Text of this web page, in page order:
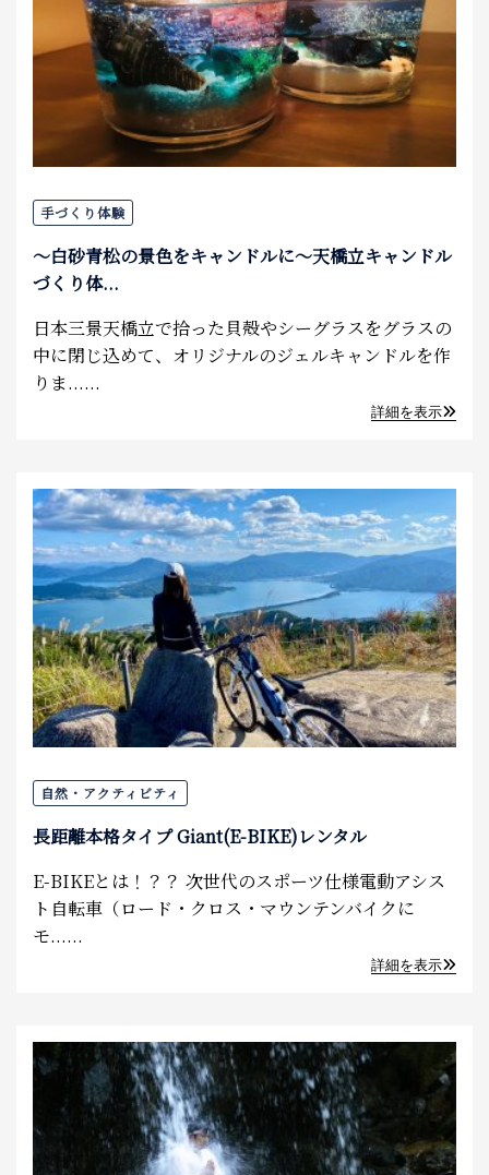
手づくり体験
～白砂青松の景色をキャンドルに～天橋立キャンドル
づくり体...
日本三景天橋立で拾った貝殻やシーグラスをグラスの
中に閉じ込めて、オリジナルのジェルキャンドルを作
りま......
詳細を表示
自然・アクティビティ
長距離本格タイプ Giant(E-BIKE)レンタル
E-BIKEとは！？？ 次世代のスポーツ仕様電動アシス
ト自転車（ロード・クロス・マウンテンバイクに
モ......
詳細を表示